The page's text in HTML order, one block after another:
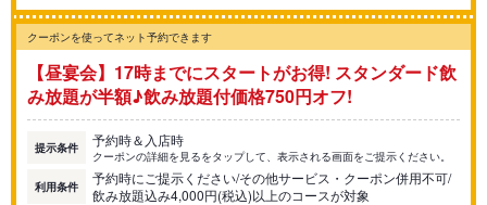
クーポンを使ってネット予約できます
【昼宴会】17時までにスタートがお得! スタンダード飲
み放題が半額♪飲み放題付価格750円オフ!
提示条件 予約時＆入店時
クーポンの詳細を見るをタップして、表示される画面をご提示ください。
利用条件
予約時にご提示ください/その他サービス・クーポン併用不可/
飲み放題込み4,000円(税込)以上のコースが対象